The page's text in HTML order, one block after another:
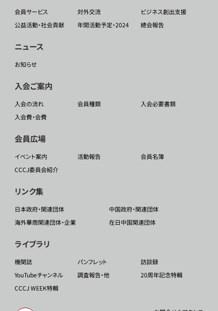
会員サービス 対外交流
ビジネス創出支援
公益活動・社会貢献
年間活動予定・2024 總会報告
ニュース
お知らせ
入会ご案内
入会の流れ 会員種類
入会必要書類
入会費・会費
会員広場
イベント案内 活動報告
会員名簿
CCCJ委員会紹介
リンク集
日本政府・関連団体
中国政府・関連団体
海外華商関連団体・企業
在日中国関連団体
ライブラリ
機関誌 パンフレット
訪談録
YouTubeチャンネル
調査報告・他
20周年記念特輯
CCCJ WEEK特輯